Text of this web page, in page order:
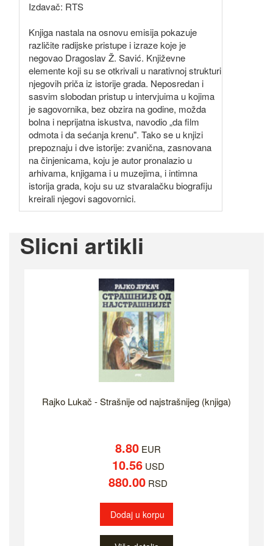
Izdavač: RTS
Knjiga nastala na osnovu emisija pokazuje
različite radijske pristupe i izraze koje je
negovao Dragoslav Ž. Savić. Književne
elemente koji su se otkrivali u narativnoj strukturi
njegovih priča iz istorije grada. Neposredan i
sasvim slobodan pristup u intervjuima u kojima
je sagovornika, bez obzira na godine, možda
bolna i neprijatna iskustva, navodio „da film
odmota i da sećanja krenu". Tako se u knjizi
prepoznaju i dve istorije: zvanična, zasnovana
na činjenicama, koju je autor pronalazio u
arhivama, knjigama i u muzejima, i intimna
istorija grada, koju su uz stvaralačku biografiju
kreirali njegovi sagovornici.
Slicni artikli
Rajko Lukač - Strašnije od najstrašnijeg (knjiga)
8.80 EUR
10.56USD
880.00 RSD
Dodaj u korpu